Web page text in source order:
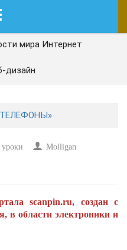
мира Интернет
дизайн
Molligan
scanpin.ru, создан с
в области электроники и